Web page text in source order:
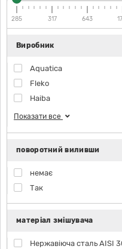
285 317 643
Виробник
Aquatica
Fleko
Haiba
Показати все
поворотний виливши
немає
Так
матеріал змішувача
Нержавіюча сталь AISI